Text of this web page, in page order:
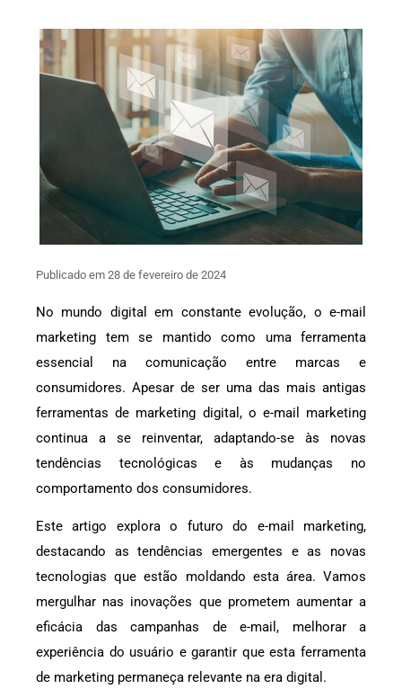
Publicado em 28 de fevereiro de 2024
No mundo digital em constante evolução, o e-mail
marketing tem se mantido como uma ferramenta
essencial na comunicação entre marcas e
consumidores. Apesar de ser uma das mais antigas
ferramentas de marketing digital, o e-mail marketing
continua a se reinventar, adaptando-se às novas
tendências tecnológicas e às mudanças no
comportamento dos consumidores.
Este artigo explora o futuro do e-mail marketing,
destacando as tendências emergentes e as novas
tecnologias que estão moldando esta área. Vamos
mergulhar nas inovações que prometem aumentar a
eficácia das campanhas de e-mail, melhorar a
experiência do usuário e garantir que esta ferramenta
de marketing permaneça relevante na era digital.